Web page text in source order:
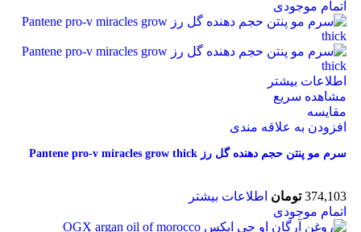
اتمام موجودی
اطلاعات بیشتر
مشاهده سریع
مقایسه
افزودن به علاقه مندی
سرم مو پنتن حجم دهنده گل رز Pantene pro-v miracles grow thick
374,103 تومان اطلاعات بیشتر
اتمام موجودی